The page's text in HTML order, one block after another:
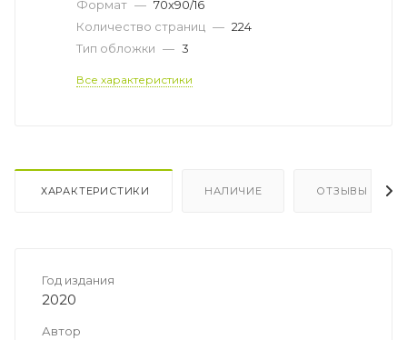
Формат — 70x90/16
Количество страниц — 224
Тип обложки — 3
Все характеристики
ХАРАКТЕРИСТИКИ НАЛИЧИЕ ОТЗЫВЫ
Год издания
2020
Автор